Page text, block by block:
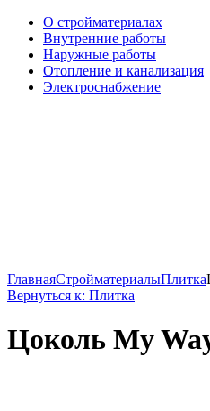
О стройматериалах
Внутренние работы
Наружные работы
Отопление и канализация
Электроснабжение
ГлавнаяСтройматериалыПлитка
Вернуться к: Плитка
Цоколь My